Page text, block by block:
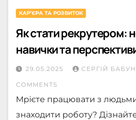
КАРʼЄРА ТА РОЗВИТОК
Як стати рекрутером:
навички та
29.05.2025 СЕРГІЙ
COMMENTS
Мрієте працювати з
знаходити роботу?